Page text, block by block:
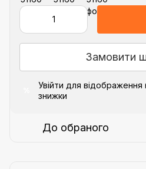
Замовити
Увійти для відображення
знижки
До обраного